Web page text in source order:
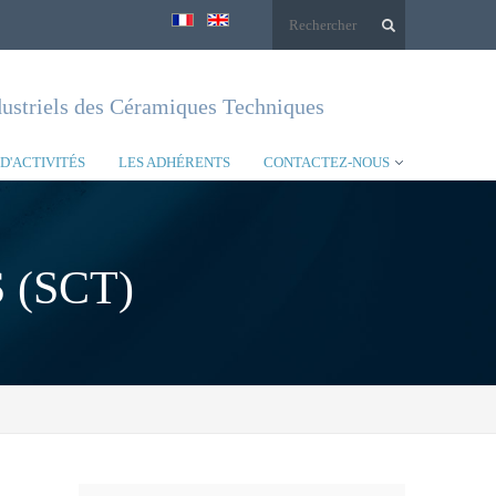
de
recherche
des Céramiques Techniques
LES ADHÉRENTS CONTACTEZ-NOUS
(SCT)